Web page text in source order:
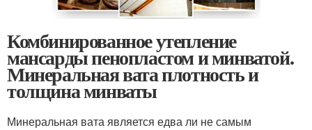
Комбинированное утепление
мансарды пенопластом и минватой.
Минеральная вата плотность и
толщина минваты
Минеральная вата является едва ли не самым